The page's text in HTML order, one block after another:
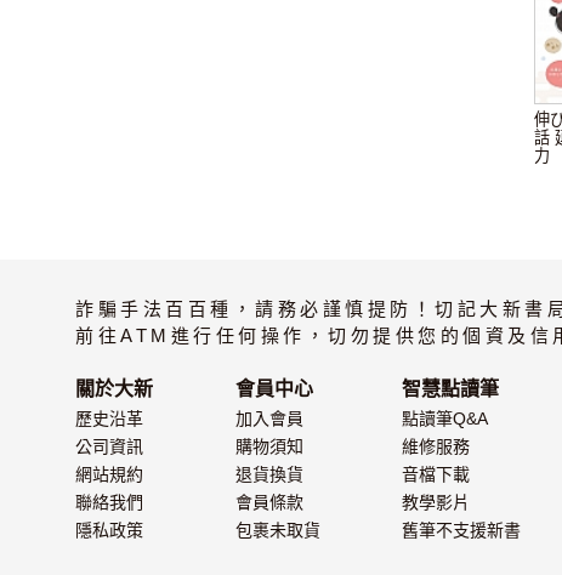
伸
話
力
詐騙手法百百種，請務必謹慎提防！切記大新書
前往ATM進行任何操作，切勿提供您的個資及信
關於大新
歷史沿革
公司資訊
網站規約
聯絡我們
隱私政策
會員中心
加入會員
購物須知
退貨換貨
會員條款
包裹未取貨
智慧點讀筆
點讀筆Q&A
維修服務
音檔下載
教學影片
舊筆不支援新書